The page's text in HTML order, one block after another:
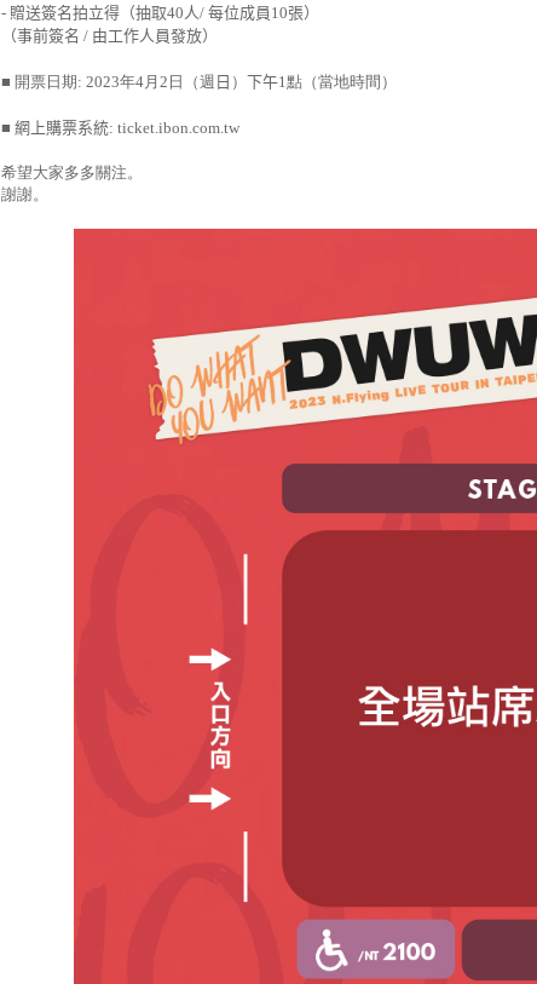
- 贈送簽名拍立得（抽取40人/ 每位成員 10張）
（事前簽名 / 由工作人員發放）
■ 開票日期: 2023年4月 2 日（週 日 ） 下午1點（當地時間）
■ 網上購票系統: ticket.ibon.com.tw
希望大家多多關注。
謝謝。